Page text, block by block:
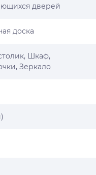
дверей
доска
Шкаф,
Зеркало